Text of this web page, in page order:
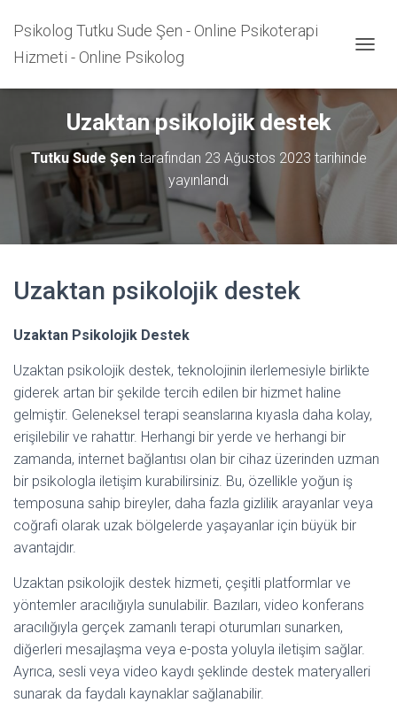
Psikolog Tutku Sude Şen - Online Psikoterapi
Hizmeti - Online Psikolog
N
Ü
A
P
Uzaktan psikolojik destek
Tutku Sude Şentarafından 23 Ağustos 2023 tarihinde
yayınlandı
Uzaktan psikolojik destek
Uzaktan Psikolojik Destek
Uzaktan psikolojik destek, teknolojinin ilerlemesiyle birlikte
giderek artan bir şekilde tercih edilen bir hizmet haline
gelmiştir. Geleneksel terapi seanslarına kıyasla daha kolay,
erişilebilir ve rahattır. Herhangi bir yerde ve herhangi bir
zamanda, internet bağlantısı olan bir cihaz üzerinden uzman
bir psikologla iletişim kurabilirsiniz. Bu, özellikle yoğun iş
temposuna sahip bireyler, daha fazla gizlilik arayanlar veya
coğrafi olarak uzak bölgelerde yaşayanlar için büyük bir
avantajdır.
Uzaktan psikolojik destek hizmeti, çeşitli platformlar ve
yöntemler aracılığıyla sunulabilir. Bazıları, video konferans
aracılığıyla gerçek zamanlı terapi oturumları sunarken,
diğerleri mesajlaşma veya e-posta yoluyla iletişim sağlar.
Ayrıca, sesli veya video kaydı şeklinde destek materyalleri
sunarak da faydalı kaynaklar sağlanabilir.